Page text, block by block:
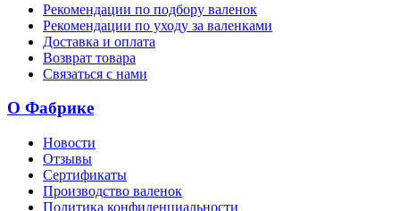
Рекомендации по подбору валенок
Рекомендации по уходу за валенками
Доставка и оплата
Возврат товара
Связаться с нами
О Фабрике
Новости
Отзывы
Сертификаты
Производство валенок
Политика конфиденциальности